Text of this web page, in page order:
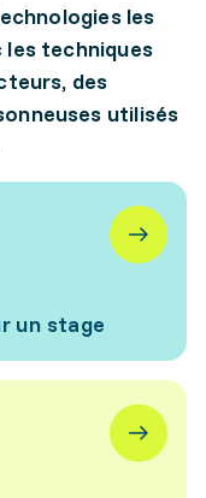
les
techniques
des
utilisés
un stage